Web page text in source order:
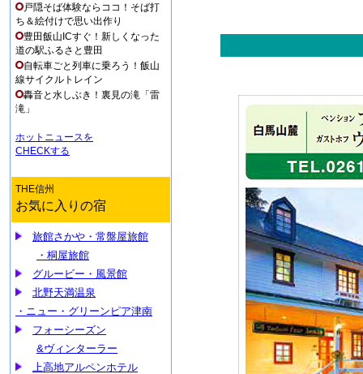
戸隠そば体験ならココ！そば打
ち＆絵付けで思い出作り
豊田飯山ICすぐ！新しくなった
道の駅ふるさと豊田
自転車ごと列車に乗ろう！飯山
線サイクルトレイン
轟音と水しぶき！裏見の滝「雷
滝」
ホットニュースを
CHECKする
THE信州
お気に入りの宿
旅館さかや・常盤屋旅館
・桐屋旅館
グルービー・ 風景館
北野天満温泉
・ニュー・グリーンピア津南
フォーシーズン
&ヴィンターラー
上高地アルペンホテル